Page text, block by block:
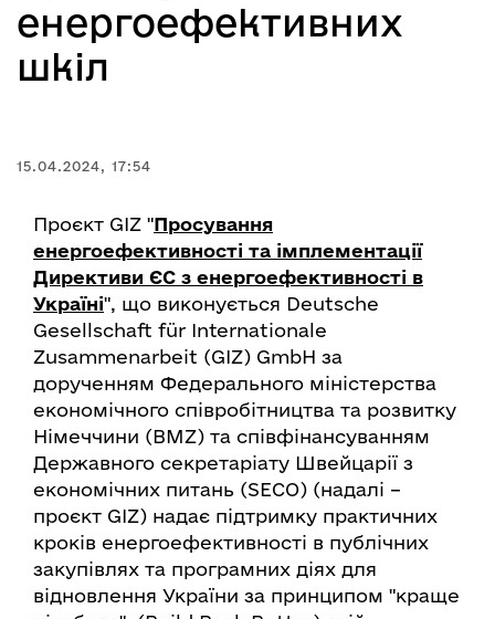
енергоефективних
шкіл
15.04.2024, 17:54
Проєкт GIZ "Просування
енергоефективності та імплементації
Директиви ЄС з енергоефективності в
Україні", що виконується Deutsche
Gesellschaft für Internationale
Zusammenarbeit (GIZ) GmbH за
дорученням Федерального міністерства
економічного співробітництва та розвитку
Німеччини (BMZ) та співфінансуванням
Державного секретаріату Швейцарії з
економічних питань (SECO) (надалі –
проєкт GIZ) надає підтримку практичних
кроків енергоефективності в публічних
закупівлях та програмних діях для
відновлення України за принципом "краще